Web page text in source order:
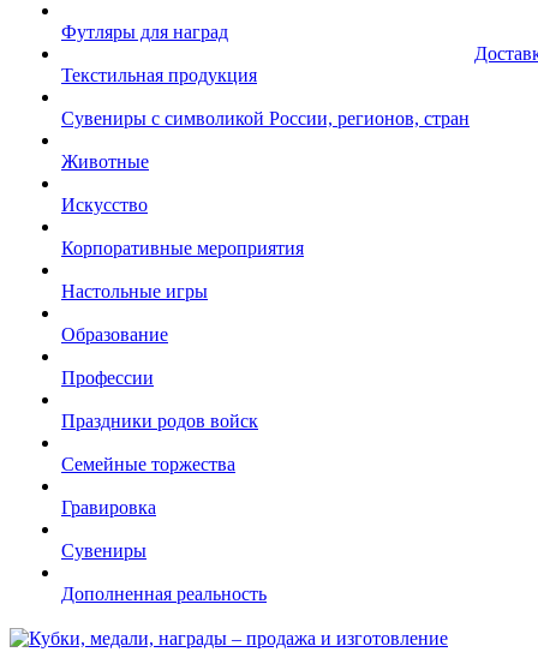
Футляры для наград
Текстильная продукция
Сувениры с символикой России, регионов, стран
Животные
Искусство
Корпоративные мероприятия
Настольные игры
Образование
Профессии
Праздники родов войск
Семейные торжества
Гравировка
Сувениры
Дополненная реальность